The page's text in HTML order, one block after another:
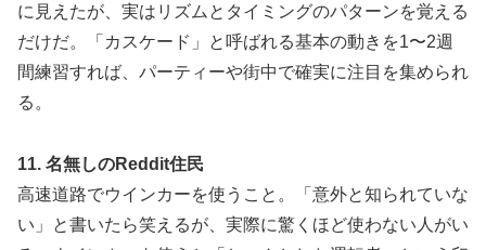
に見えたが、実はリズムとタイミングのパターンを覚える
だけだ。「カスケード」と呼ばれる基本の動きを1〜2週
間練習すれば、パーティーや街中で確実に注目を集められ
る。
11. 名無しのReddit住民
高速道路でウインカーを使うこと。「意外と知られていな
い」と書いたら笑えるが、実際に驚くほど使わない人がい